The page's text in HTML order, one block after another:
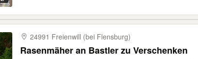
24991 Freienwill (bei Flensburg)
Rasenmäher an Bastler zu Verschenken